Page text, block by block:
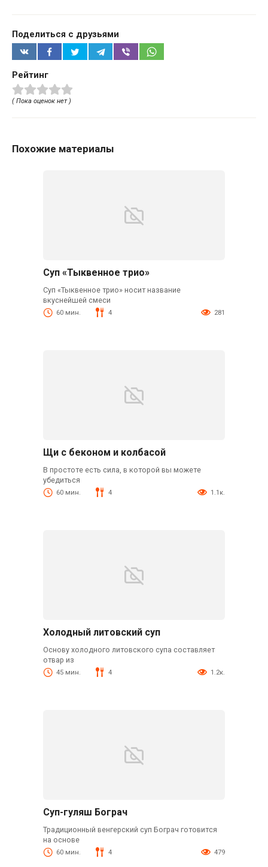
Поделиться с друзьями
Рейтинг
( Пока оценок нет )
Похожие материалы
Суп «Тыквенное трио»
Суп «Тыквенное трио» носит название
вкуснейшей смеси
60 мин. 4 281
Щи с беконом и колбасой
В простоте есть сила, в которой вы можете
убедиться
60 мин. 4 1.1к.
Холодный литовский суп
Основу холодного литовского супа составляет
отвар из
45 мин. 4 1.2к.
Суп-гуляш Бограч
Традиционный венгерский суп Бограч готовится
на основе
60 мин. 4 479